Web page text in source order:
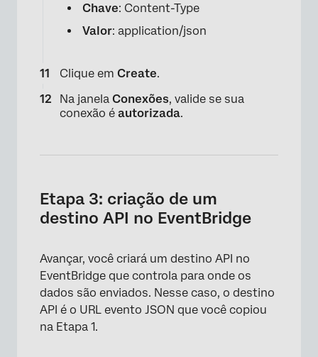
Chave: Content-Type
Valor: application/json
Clique em Create.
Na janela Conexões, valide se sua
conexão é autorizada.
Etapa 3: criação de um
destino API no EventBridge
Avançar, você criará um destino API no
EventBridge que controla para onde os
dados são enviados. Nesse caso, o destino
API é o URL evento JSON que você copiou
na Etapa 1.